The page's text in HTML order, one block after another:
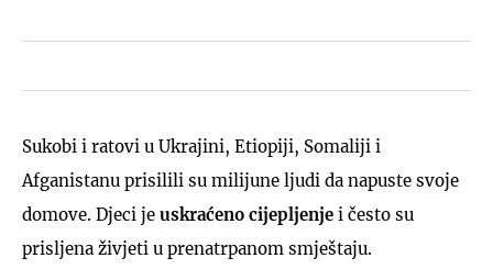
Sukobi i ratovi u Ukrajini, Etiopiji, Somaliji i
Afganistanu prisilili su milijune ljudi da napuste svoje
domove. Djeci je uskraćeno cijepljenje i često su
prisljena živjeti u prenatrpanom smještaju.